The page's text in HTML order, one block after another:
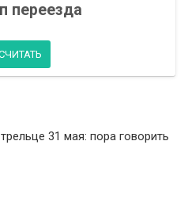
переезда
31 мая: пора говорить